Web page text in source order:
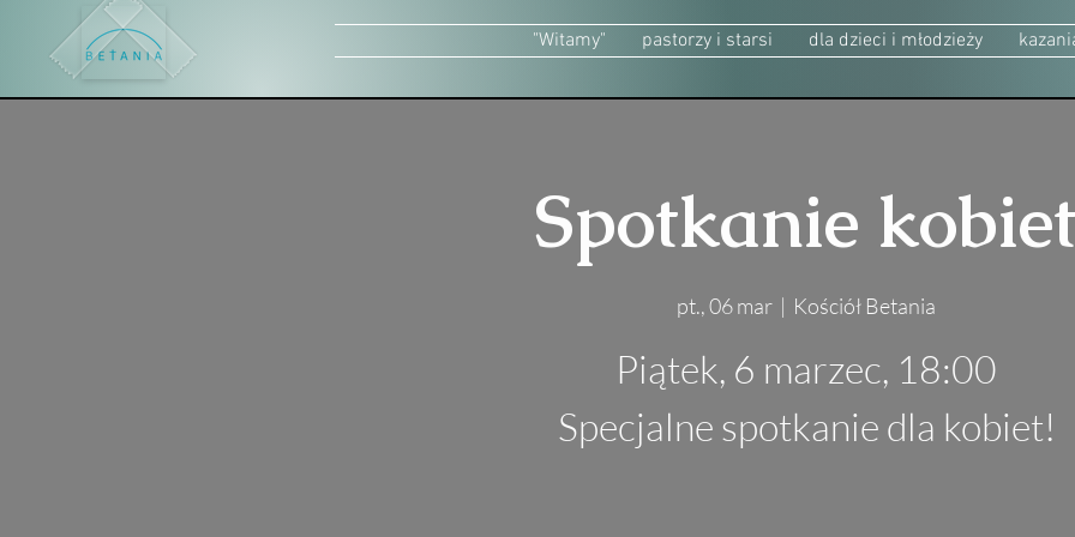
"Witamy" pastorzy i starsi dla dzieci i młodzieży
Spotkanie
pt., 06 mar
  |
Kościół Betania
Piątek, 6 marzec, 18:00
Specjalne spotkanie dla kobiet!